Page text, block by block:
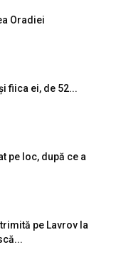
Oradiei
fiica ei, de 52...
pe loc, după ce a
pe Lavrov la